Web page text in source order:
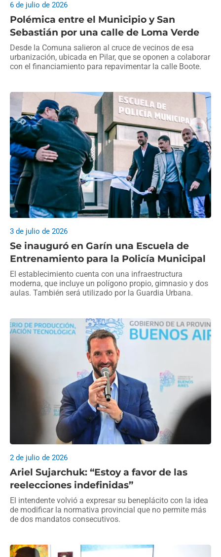
Polémica entre el Municipio y San
Sebastián por una calle de Loma Verde
6 de julio de 2026
Desde la Comuna salieron al cruce de vecinos de esa
urbanización, ubicada en Pilar, que se oponen a colaborar
con el financiamiento para repavimentar la calle Boote.
Se inauguró en Garín una Escuela de
Entrenamiento para la Policía Municipal
3 de julio de 2026
El establecimiento cuenta con una infraestructura
moderna, que incluye un polígono propio, gimnasio y dos
aulas. También será utilizado por la Guardia Urbana.
Ariel Sujarchuk: “Estoy a favor de las
reelecciones indefinidas”
2 de julio de 2026
El intendente volvió a expresar su beneplácito con la idea
de modificar la normativa provincial que no permite más
de dos mandatos consecutivos.